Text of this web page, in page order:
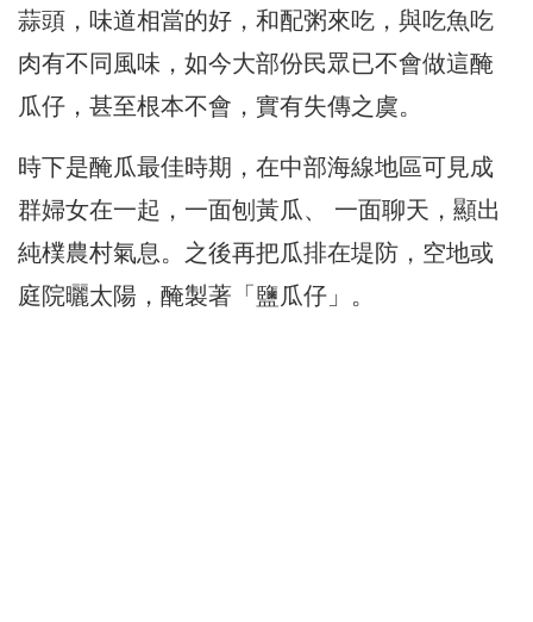
蒜頭，味道相當的好，和配粥來吃，與吃魚吃
肉有不同風味，如今大部份民眾已不會做這醃
瓜仔，甚至根本不會，實有失傳之虞。
時下是醃瓜最佳時期，在中部海線地區可見成
群婦女在一起，一面刨黃瓜、 一面聊天，顯出
純樸農村氣息。之後再把瓜排在堤防，空地或
庭院曬太陽，醃製著「鹽瓜仔」。